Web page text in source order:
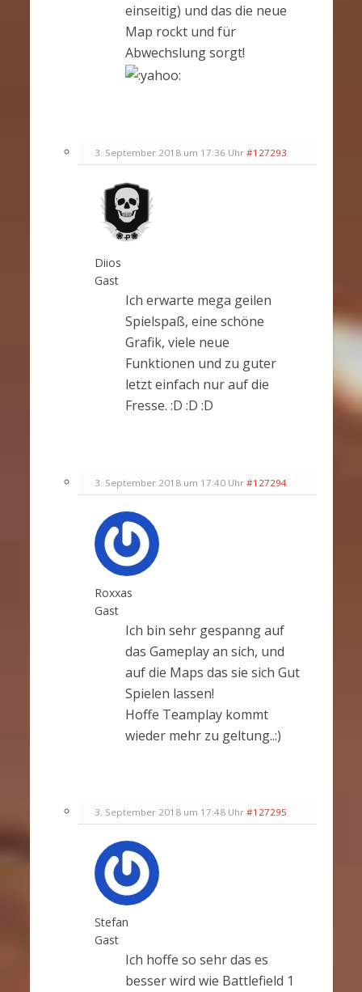
einseitig) und das die neue
Map rockt und für
Abwechslung sorgt!
3. September 2018 um 17:36 Uhr #127293
Diios
Gast
Ich erwarte mega geilen
Spielspaß, eine schöne
Grafik, viele neue
Funktionen und zu guter
letzt einfach nur auf die
Fresse. :D :D :D
3. September 2018 um 17:40 Uhr #127294
Roxxas
Gast
Ich bin sehr gespanng auf
das Gameplay an sich, und
auf die Maps das sie sich Gut
Spielen lassen!
Hoffe Teamplay kommt
wieder mehr zu geltung..:)
3. September 2018 um 17:48 Uhr #127295
Stefan
Gast
Ich hoffe so sehr das es
besser wird wie Battlefield 1